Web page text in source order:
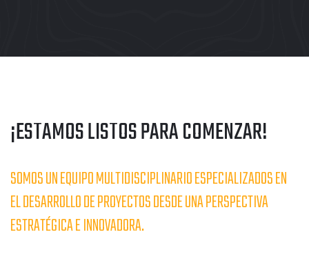
¡ESTAMOS LISTOS PARA COMENZAR!
SOMOS UN EQUIPO MULTIDISCIPLINARIO ESPECIALIZADOS EN
EL DESARROLLO DE PROYECTOS DESDE UNA PERSPECTIVA
ESTRATÉGICA E INNOVADORA.